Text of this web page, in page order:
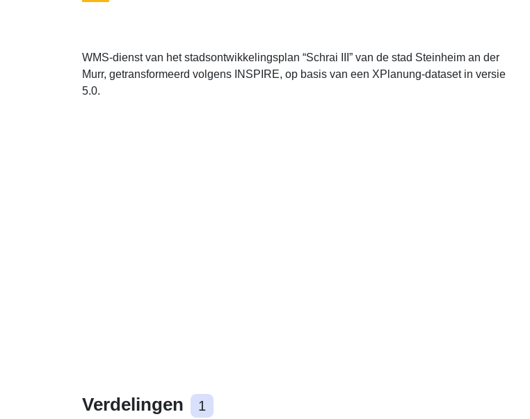
WMS-dienst van het stadsontwikkelingsplan “Schrai III” van de stad Steinheim an der
Murr, getransformeerd volgens INSPIRE, op basis van een XPlanung-dataset in versie
5.0.
Verdelingen 1